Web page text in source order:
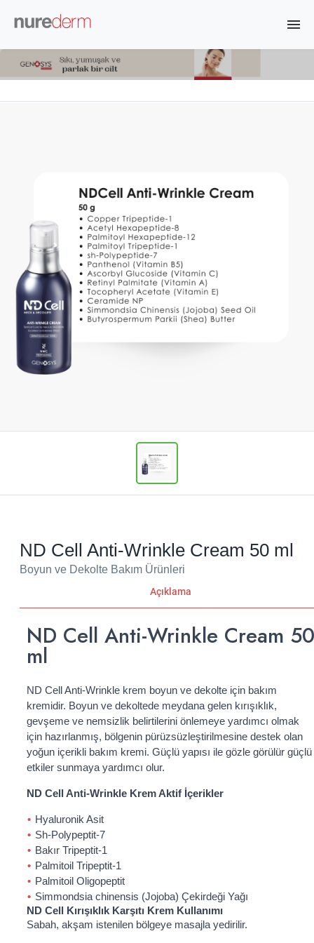
ND Cell Anti-Wrinkle Cream 50 ml
Boyun ve Dekolte Bakım Ürünleri
Açıklama
ND Cell Anti-Wrinkle Cream 50
ml
ND Cell Anti-Wrinkle krem boyun ve dekolte için bakım
kremidir. Boyun ve dekoltede meydana gelen kırışıklık,
gevşeme ve nemsizlik belirtilerini önlemeye yardımcı olmak
için hazırlanmış, bölgenin pürüzsüzleştirilmesine destek olan
yoğun içerikli bakım kremi. Güçlü yapısı ile gözle görülür güçlü
etkiler sunmaya yardımcı olur.
ND Cell Anti-Wrinkle Krem Aktif İçerikler
Hyaluronik Asit
Sh-Polypeptit-7
Bakır Tripeptit-1
Palmitoil Tripeptit-1
Palmitoil Oligopeptit
Simmondsia chinensis (Jojoba) Çekirdeği Yağı
ND Cell Kırışıklık Karşıtı Krem Kullanımı
Sabah, akşam istenilen bölgeye masajla yedirilir.